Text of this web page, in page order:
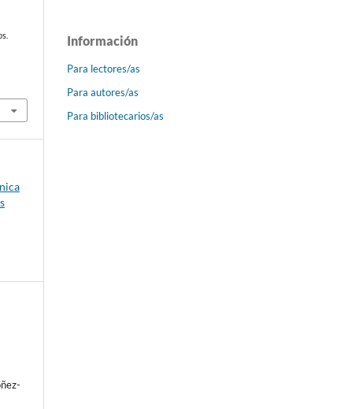
Información
Para lectores/as
Para autores/as
Para bibliotecarios/as